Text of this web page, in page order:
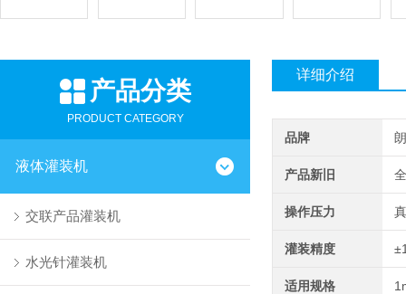
产品分类
PRODUCT CATEGORY
液体灌装机
交联产品灌装机
水光针灌装机
详细介绍
品牌
产品新旧
操作压力
灌装精度
适用规格